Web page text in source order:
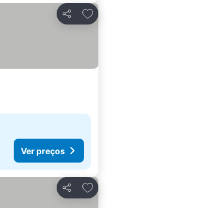
Partilhar
Adicionar aos favoritos
Ver preços
Partilhar
Adicionar aos favoritos